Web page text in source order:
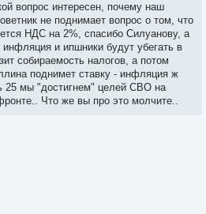
вопрос интересен, почему наш
не поднимает вопрос о том, что
НДС на 2%, спасибо Силуанову, а
инфляция и ипшники будут убегать в
собираемость налогов, а потом
поднимет ставку - инфляция ж
25 мы "достигнем" целей СВО на
Что же вы про это молчите..